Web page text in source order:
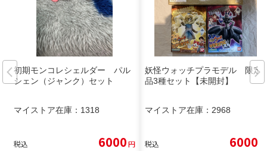
初期モンコレシェルダー パル
シェン（ジャンク）セット
マイストア在庫： 1318
税込 6000円
妖怪ウォッチプラモデル 限定
品3種セット【未開封】
マイストア在庫： 2968
税込 6000